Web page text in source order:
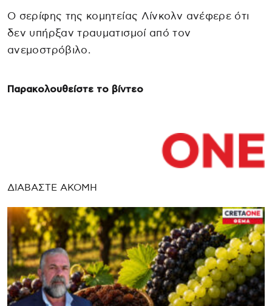
Ο σερίφης της κομητείας Λίνκολν ανέφερε ότι
δεν υπήρξαν τραυματισμοί από τον
ανεμοστρόβιλο.
Παρακολουθείστε το βίντεο
ΔΙΑΒΑΣΤΕ ΑΚΟΜΗ